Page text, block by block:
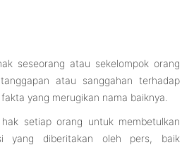
seseorang atau sekelompok orang
atau sanggahan terhadap
yang merugikan nama baiknya.
setiap orang untuk membetulkan
yang diberitakan oleh pers, baik